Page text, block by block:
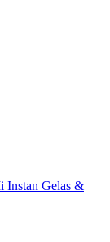
Instan Gelas &